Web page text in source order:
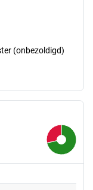
(onbezoldigd)
71.4%